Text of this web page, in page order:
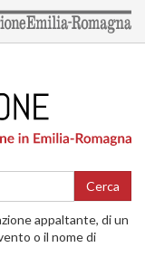
Cerca
appaltante, di un
o il nome di